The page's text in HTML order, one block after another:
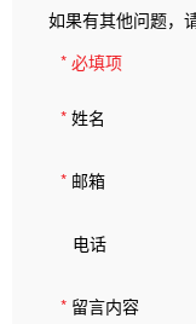
如果有其他问题，
* 必填项
* 姓名
* 邮箱
电话
* 留言内容